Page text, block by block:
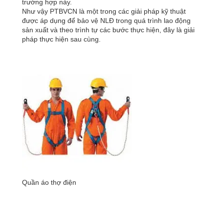
trường hợp này.
Như vậy PTBVCN là một trong các giải pháp kỹ thuật
được áp dụng để bảo vệ NLĐ trong quá trình lao động
sản xuất và theo trình tự các bước thực hiện, đây là giải
pháp thực hiện sau cùng.
Quần áo thợ điện